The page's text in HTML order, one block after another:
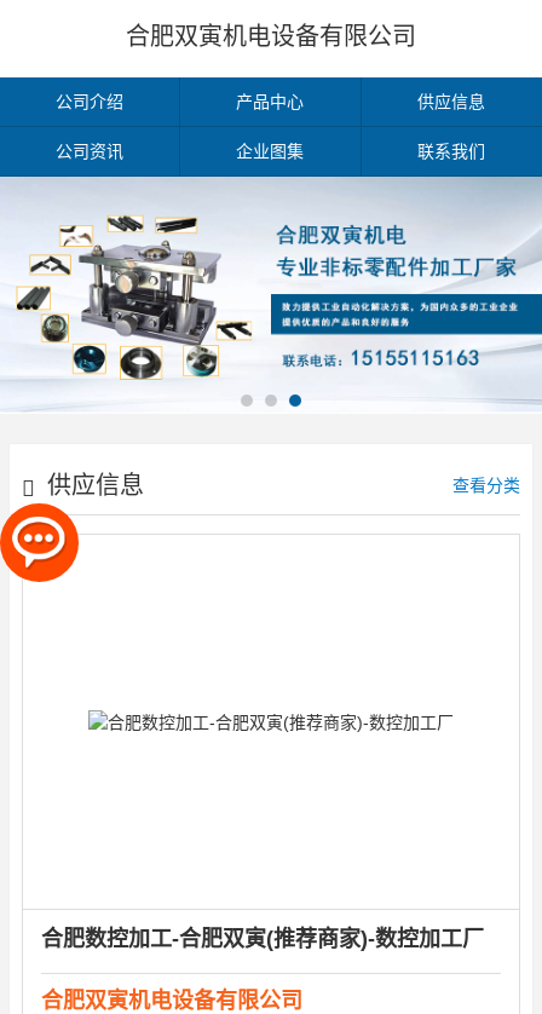
合肥双寅机电设备有限公司
公司介绍 产品中心 供应信息
公司资讯 企业图集 联系我们
供应信息 查看分类
合肥数控加工-合肥双寅(推荐商家)-数控加工厂
合肥双寅机电设备有限公司